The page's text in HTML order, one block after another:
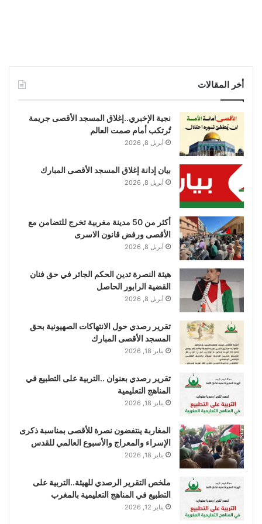
أخر المقالات
نجية الإخبري..إغلاق المسجد الأقصى جريمة
تُرتكب أمام صمت العالم
أبريل 8, 2026
بيان إدانة إغلاق المسجد الأقصى المبارك
أبريل 8, 2026
أكثر من 50 مدينة مغربية تخرج للتضامن مع
الأقصى ورفض قانون الاسرى
أبريل 8, 2026
هيئة النصرة تدين الحكم الجائر في حق فنان
القضية الرابور الحاصل
أبريل 8, 2026
تقرير رصدي حول الانتهاكات الصهيونية بحق
المسجد الأقصى المبارك
يناير 18, 2026
تقرير رصدي بعنوان ..التربية على التطبيع في
المناهج التعليمية
يناير 18, 2026
المغاربة ينتفضون نصرة للأقصى بمناسبة ذكرى
الإسراء والمعراج والأسبوع العالمي للقدس
يناير 18, 2026
ملخص التقرير الرصدي للهيئة..التربية على
التطبيع في المناهج التعليمية بالمغرب
يناير 12, 2026